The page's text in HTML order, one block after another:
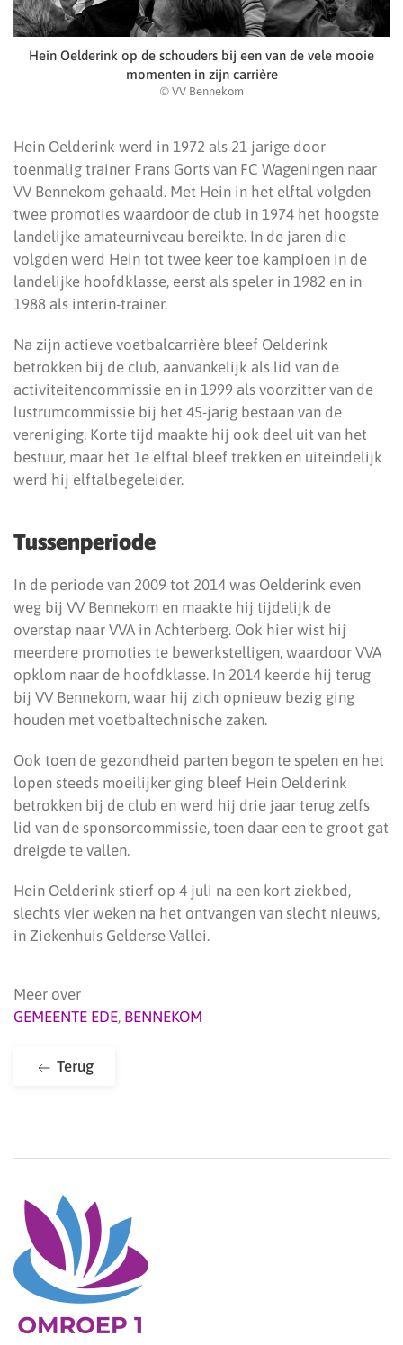
Hein Oelderink op de schouders bij een van de vele mooie
momenten in zijn carrière
© VV Bennekom
Hein Oelderink werd in 1972 als 21-jarige door
toenmalig trainer Frans Gorts van FC Wageningen naar
VV Bennekom gehaald. Met Hein in het elftal volgden
twee promoties waardoor de club in 1974 het hoogste
landelijke amateurniveau bereikte. In de jaren die
volgden werd Hein tot twee keer toe kampioen in de
landelijke hoofdklasse, eerst als speler in 1982 en in
1988 als interin-trainer.
Na zijn actieve voetbalcarrière bleef Oelderink
betrokken bij de club, aanvankelijk als lid van de
activiteitencommissie en in 1999 als voorzitter van de
lustrumcommissie bij het 45-jarig bestaan van de
vereniging. Korte tijd maakte hij ook deel uit van het
bestuur, maar het 1e elftal bleef trekken en uiteindelijk
werd hij elftalbegeleider.
Tussenperiode
In de periode van 2009 tot 2014 was Oelderink even
weg bij VV Bennekom en maakte hij tijdelijk de
overstap naar VVA in Achterberg. Ook hier wist hij
meerdere promoties te bewerkstelligen, waardoor VVA
opklom naar de hoofdklasse. In 2014 keerde hij terug
bij VV Bennekom, waar hij zich opnieuw bezig ging
houden met voetbaltechnische zaken.
Ook toen de gezondheid parten begon te spelen en het
lopen steeds moeilijker ging bleef Hein Oelderink
betrokken bij de club en werd hij drie jaar terug zelfs
lid van de sponsorcommissie, toen daar een te groot gat
dreigde te vallen.
Hein Oelderink stierf op 4 juli na een kort ziekbed,
slechts vier weken na het ontvangen van slecht nieuws,
in Ziekenhuis Gelderse Vallei.
Meer over
GEMEENTE EDE, BENNEKOM
Terug